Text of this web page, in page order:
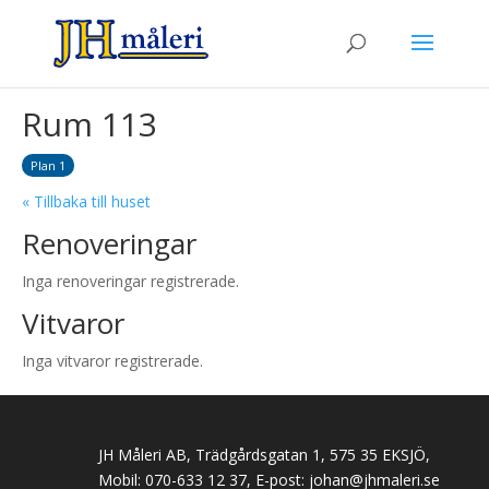
Rum 113
Plan 1
« Tillbaka till huset
Renoveringar
Inga renoveringar registrerade.
Vitvaror
Inga vitvaror registrerade.
JH Måleri AB, Trädgårdsgatan 1, 575 35 EKSJÖ,
Mobil: 070-633 12 37, E-post: johan@jhmaleri.se